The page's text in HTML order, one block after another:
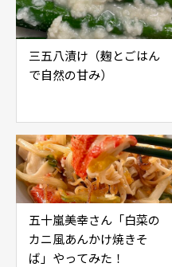
三五八漬け（麹とごはん
で自然の甘み）
五十嵐美幸さん「白菜の
カニ風あんかけ焼きそ
ば」やってみた！